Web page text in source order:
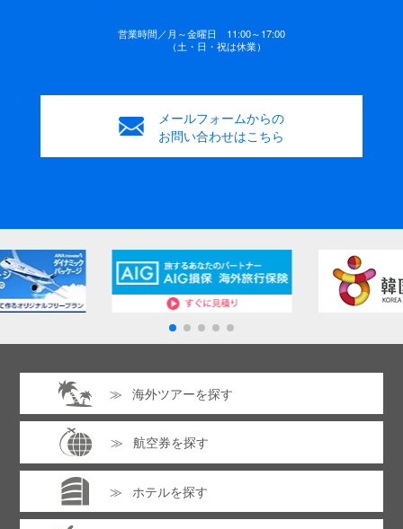
営業時間／月～金曜日 11:00～17:00
（土・日・祝は休業）
メールフォームからの
お問い合わせはこちら
海外ツアーを探す
航空券を探す
ホテルを探す